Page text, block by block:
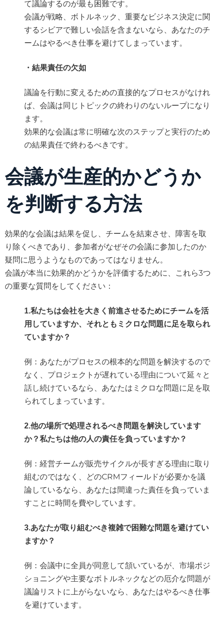
て議論するのが最も困難です。
会議が戦略、ボトルネック、重要なビジネス決定に関
するシビアで難しい会話を含まないなら、あなたのチ
ームはやるべき仕事を避けてしまっています。
・結果責任の欠如
議論を行動に変えるための直接的なプロセスがなけれ
ば、会議は同じトピックの終わりのないループになり
ます。
効果的な会議は常に明確な次のステップと実行のため
の結果責任で終わるべきです。
会議が生産的かどうか
を判断する方法
効果的な会議は結果を促し、チームを結束させ、障害を取
り除くべきであり、参加者がなぜその会議に参加したのか
疑問に思うようなものであってはなりません。
会議が本当に効果的かどうかを評価するために、これら3つ
の重要な質問をしてください：
1.私たちは会社を大きく前進させるためにチームを活
用していますか、それともミクロな問題に足を取られ
ていますか？
例：あなたがプロセスの根本的な問題を解決するので
なく、プロジェクトが遅れている理由について延々と
話し続けているなら、あなたはミクロな問題に足を取
られてしまっています。
2.他の場所で処理されるべき問題を解決しています
か？私たちは他の人の責任を負っていますか？
例：経営チームが販売サイクルが長すぎる理由に取り
組むのではなく、どのCRMフィールドが必要かを議
論しているなら、あなたは間違った責任を負っていま
すことに時間を費やしています。
3.あなたが取り組むべき複雑で困難な問題を避けてい
ますか？
例：会議中に全員が同意して頷いているが、市場ポジ
ショニングや主要なボトルネックなどの厄介な問題が
議論リストに上がらないなら、あなたはやるべき仕事
を避けています。